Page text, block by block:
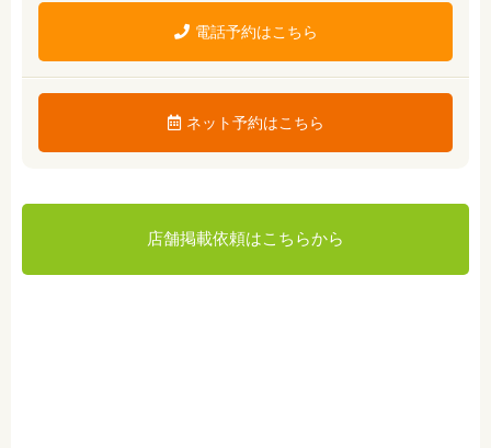
電話予約はこちら
ネット予約はこちら
店舗掲載依頼はこちらから